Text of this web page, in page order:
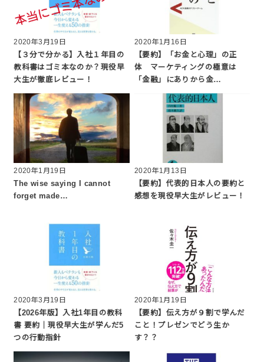
2020年3月19日
【３分で分かる】入社１年目の
教科書はゴミ本なのか？現役早
大生が徹底レビュー！
2020年1月16日
【要約】「お金と心理」の正
体 マーケティングの極意は
「金融」にありから金…
2020年1月19日
The wise saying I cannot
forget made…
2020年1月13日
【要約】代表的日本人の要約と
感想を現役早大生がレビュー！
2020年3月19日
【2026年版】入社1年目の教科
書 要約｜現役早大生が学んだ5
つの行動指針
2020年1月19日
【要約】伝え方が９割で学んだ
こと！プレゼンでどう生か
す？？